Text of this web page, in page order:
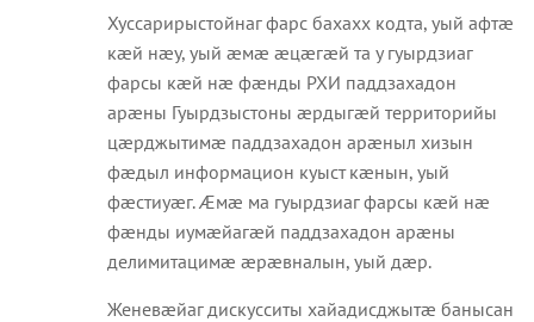
Хуссарирыстойнаг фарс бахахх кодта, уый афтæ
кæй нæу, уый æмæ æцæгæй та у гуырдзиаг
фарсы кæй нæ фæнды РХИ паддзахадон
арæны Гуырдзыстоны æрдыгæй территорийы
цæрджытимæ паддзахадон арæныл хизын
фæдыл информацион куыст кæнын, уый
фæстиуæг. Æмæ ма гуырдзиаг фарсы кæй нæ
фæнды иумæйагæй паддзахадон арæны
делимитацимæ æрæвналын, уый дæр.
Женевæйаг дискусситы хайадисджытæ банысан